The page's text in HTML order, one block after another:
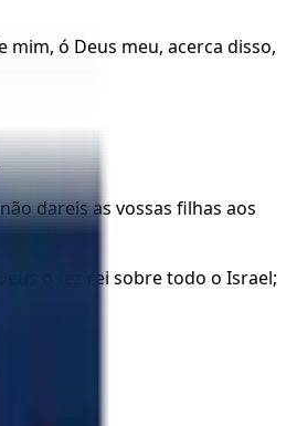
mim, ó Deus meu, acerca disso,
dareis as vossas filhas aos
o fez rei sobre todo o Israel;